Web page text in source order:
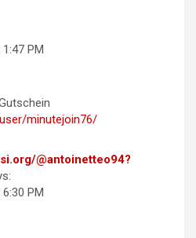
PM
minutejoin76/
@antoinetteo94?
PM